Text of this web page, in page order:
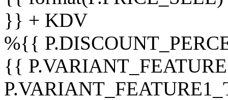
}} + KDV
%{{
{{